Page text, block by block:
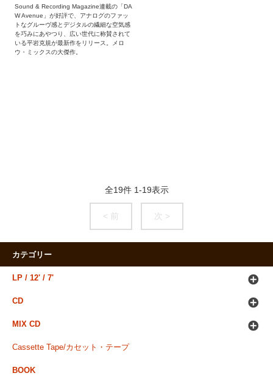
Sound & Recording Magazine連載の「DA
W Avenue」が好評で、アナログのファッ
トなグルーヴ感とデジタルの繊細な空気感
を巧みにあやつり、広い世代に称賛されて
いる平岩克規が最新作をリリース。メロ
ウ・ミックスの大傑作。
全19件 1-19表示
< 前 次 >
カテゴリー
LP / 12' / 7'
CD
MIX CD
Cassette Tape/カセット・テープ
BOOK